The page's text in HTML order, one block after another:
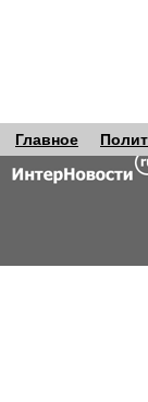
Главное